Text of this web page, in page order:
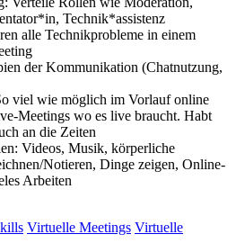
Technik*assistenz
alle Technikprobleme in einem
der Kommunikation (Chatnutzung,
viel wie möglich im Vorlauf online
Meetings wo es live braucht. Habt
an die Zeiten
Videos, Musik, körperliche
Notieren, Dinge zeigen, Online-
Arbeiten
Virtuelle Meetings Virtuelle